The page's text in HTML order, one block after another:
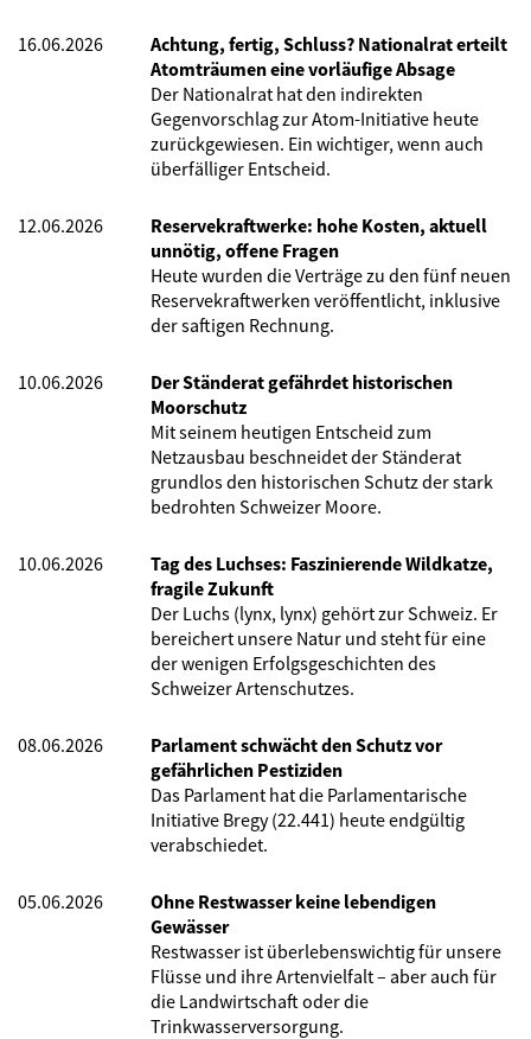
16.06.2026
Achtung, fertig, Schluss? Nationalrat erteilt
Atomträumen eine vorläufige Absage
Der Nationalrat hat den indirekten
Gegenvorschlag zur Atom-Initiative heute
zurückgewiesen. Ein wichtiger, wenn auch
überfälliger Entscheid.
12.06.2026
Reservekraftwerke: hohe Kosten, aktuell
unnötig, offene Fragen
Heute wurden die Verträge zu den fünf neuen
Reservekraftwerken veröffentlicht, inklusive
der saftigen Rechnung.
10.06.2026
Der Ständerat gefährdet historischen
Moorschutz
Mit seinem heutigen Entscheid zum
Netzausbau beschneidet der Ständerat
grundlos den historischen Schutz der stark
bedrohten Schweizer Moore.
10.06.2026
Tag des Luchses: Faszinierende Wildkatze,
fragile Zukunft
Der Luchs (lynx, lynx) gehört zur Schweiz. Er
bereichert unsere Natur und steht für eine
der wenigen Erfolgsgeschichten des
Schweizer Artenschutzes.
08.06.2026
Parlament schwächt den Schutz vor
gefährlichen Pestiziden
Das Parlament hat die Parlamentarische
Initiative Bregy (22.441) heute endgültig
verabschiedet.
05.06.2026
Ohne Restwasser keine lebendigen
Gewässer
Restwasser ist überlebenswichtig für unsere
Flüsse und ihre Artenvielfalt – aber auch für
die Landwirtschaft oder die
Trinkwasserversorgung.